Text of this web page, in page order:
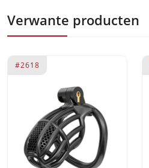
Verwante producten
#2618